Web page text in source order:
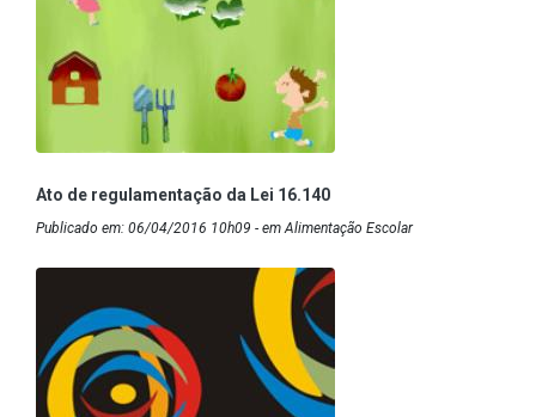
Ato de regulamentação da Lei 16.140
Publicado em: 06/04/2016 10h09 - em Alimentação Escolar